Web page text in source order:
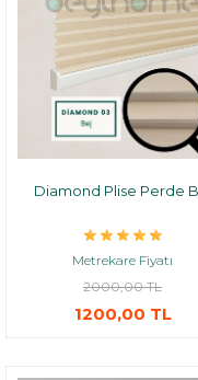
Diamond Plise Perde
Metrekare Fiyatı
2000,00 TL
1200,00 TL